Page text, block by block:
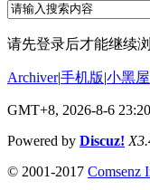
请先登录后才能继续
Archiver|手机版|小黑屋
GMT+8, 2026-8-6 23:20
Powered by Discuz!
© 2001-2017 Comsenz